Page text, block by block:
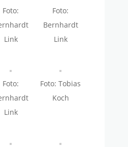
Foto:
Link
Foto:
Bernhardt
Link
Foto:
Link
Foto: Tobias
Koch